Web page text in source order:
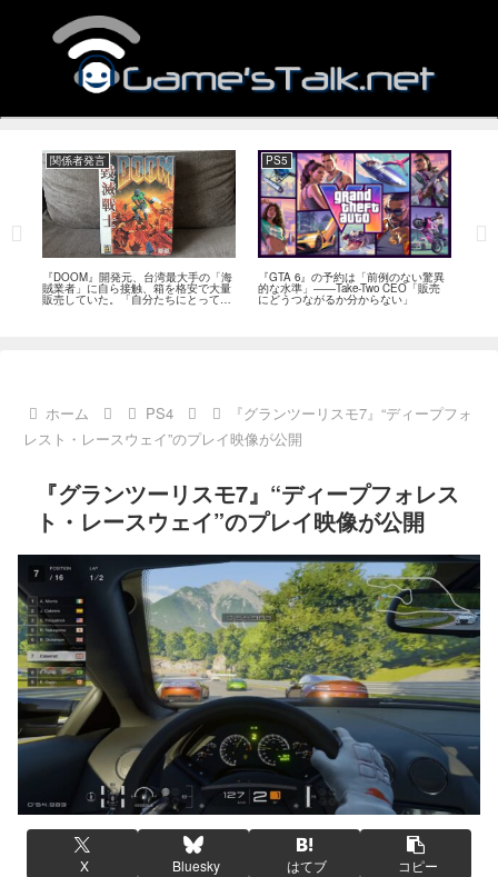
関係者発言
『DOOM』開発元、台湾最大手の「海
賊業者」に自ら接触、箱を格安で大量
販売していた。「自分たちにとっては
流通だった」
PS5
『GTA 6』の予約は「前例のない驚異
的な水準」――Take-Two CEO「販売
にどうつながるか分からない」
ホーム PS4
『グランツーリスモ7』“ディープフォ
レスト・レースウェイ”のプレイ映像が公開
『グランツーリスモ7』“ディープフォレス
ト・レースウェイ”のプレイ映像が公開
X Bluesky はてブ コピー